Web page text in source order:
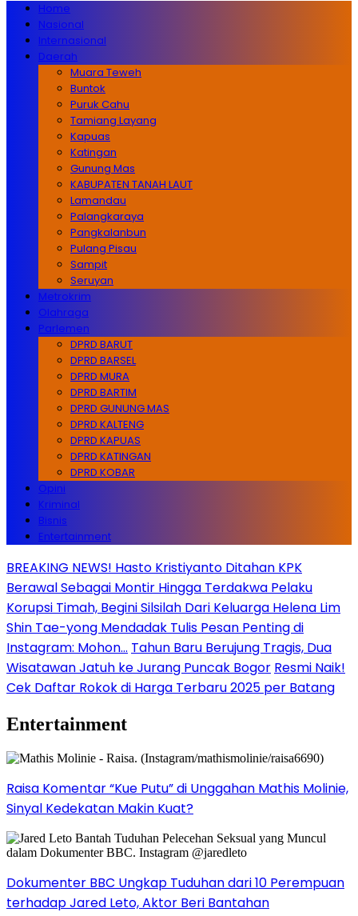
Home
Nasional
Internasional
Daerah
Muara Teweh
Buntok
Puruk Cahu
Tamiang Layang
Kapuas
Katingan
Gunung Mas
KABUPATEN TANAH LAUT
Lamandau
Palangkaraya
Pangkalanbun
Pulang Pisau
Sampit
Seruyan
Metrokrim
Olahraga
Parlemen
DPRD BARUT
DPRD BARSEL
DPRD MURA
DPRD BARTIM
DPRD GUNUNG MAS
DPRD KALTENG
DPRD KAPUAS
DPRD KATINGAN
DPRD KOBAR
Opini
Kriminal
Bisnis
Entertainment
BREAKING NEWS! Hasto Kristiyanto Ditahan KPK
Berawal Sebagai Montir Hingga Terdakwa Pelaku
Korupsi Timah, Begini Silsilah Dari Keluarga Helena Lim
Shin Tae-yong Mendadak Tulis Pesan Penting di
Instagram: Mohon… Tahun Baru Berujung Tragis, Dua
Wisatawan Jatuh ke Jurang Puncak Bogor Resmi Naik!
Cek Daftar Rokok di Harga Terbaru 2025 per Batang
Entertainment
Raisa Komentar “Kue Putu” di Unggahan Mathis Molinie,
Sinyal Kedekatan Makin Kuat?
Dokumenter BBC Ungkap Tuduhan dari 10 Perempuan
terhadap Jared Leto, Aktor Beri Bantahan